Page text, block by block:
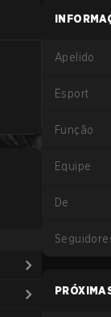
Apelido
Esport
Função
Equipe
De